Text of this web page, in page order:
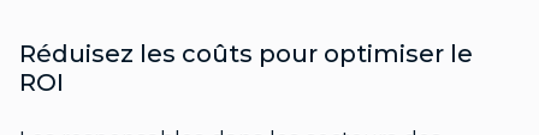
Réduisez les coûts pour optimiser le
ROI